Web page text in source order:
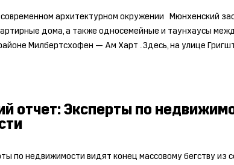
архитектурном окружении Мюнхенский
дома, а также односемейные и таунхаусы
Милбертсхофен — Ам Харт . Здесь, на улице
отчет: Эксперты по
по недвижимости видят конец массовому бегству